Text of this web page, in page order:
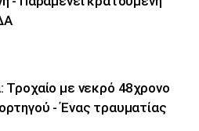
Τροχαίο με νεκρό 48χρονο
- Ένας τραυματίας